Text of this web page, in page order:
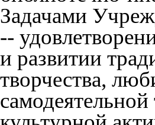
Задачами
--
и развитии
творчества,